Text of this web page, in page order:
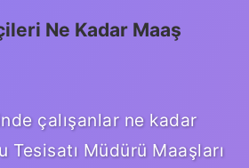
Ne Kadar Maaş
çalışanlar ne kadar
Tesisatı Müdürü Maaşları